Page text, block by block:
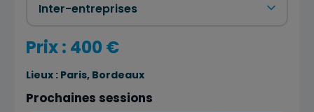
Prix : 400 €
Lieux : Paris, Bordeaux
Prochaines sessions